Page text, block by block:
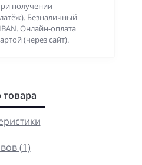
получении
Безналичный
Онлайн-оплата
(через сайт).
(1)